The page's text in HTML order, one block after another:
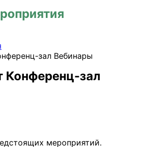
зал Вебинары
Конференц-зал
мероприятий.